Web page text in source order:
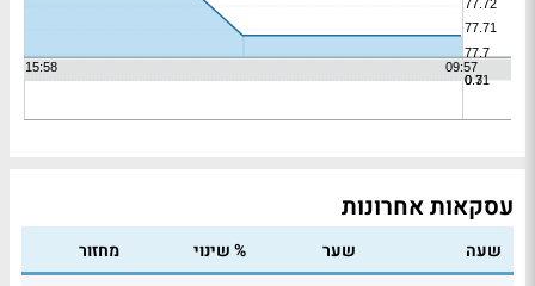
עסקאות אחרונות
שעה שער % שינוי
מחזור